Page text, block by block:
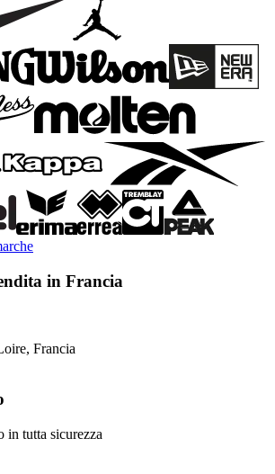
in Francia
Francia
in tutta sicurezza